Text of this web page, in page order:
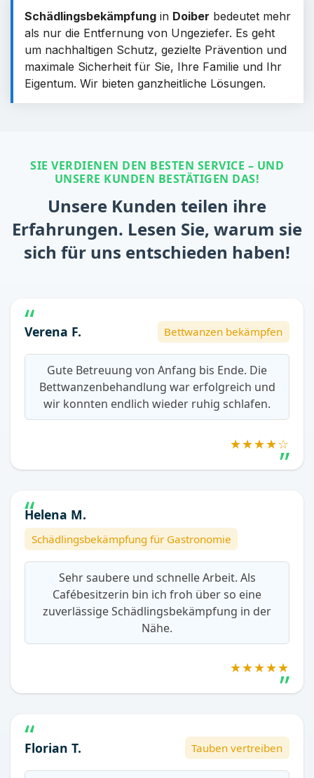
Schädlingsbekämpfung in Doiber bedeutet mehr
als nur die Entfernung von Ungeziefer. Es geht
um nachhaltigen Schutz, gezielte Prävention und
maximale Sicherheit für Sie, Ihre Familie und Ihr
Eigentum. Wir bieten ganzheitliche Lösungen.
SIE VERDIENEN DEN BESTEN SERVICE – UND
UNSERE KUNDEN BESTÄTIGEN DAS!
Unsere Kunden teilen ihre
Erfahrungen. Lesen Sie, warum sie
sich für uns entschieden haben!
Verena F. Bettwanzen bekämpfen
Gute Betreuung von Anfang bis Ende. Die
Bettwanzenbehandlung war erfolgreich und
wir konnten endlich wieder ruhig schlafen.
★★★★☆
Helena M.
Schädlingsbekämpfung für Gastronomie
Sehr saubere und schnelle Arbeit. Als
Cafébesitzerin bin ich froh über so eine
zuverlässige Schädlingsbekämpfung in der
Nähe.
★★★★★
Florian T. Tauben vertreiben